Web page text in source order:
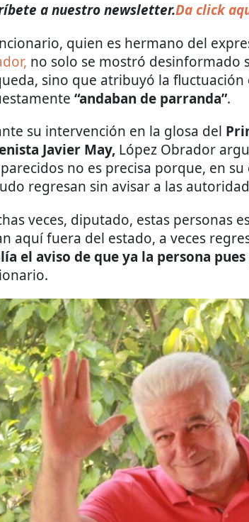
a nuestro newsletter.Da click
quien es hermano del
no solo se mostró desinformado
sino que atribuyó la fluctuación
“andaban de parranda”.
su intervención en la glosa del
Javier May, López Obrador
no es precisa porque, en
regresan sin avisar a las
veces, diputado, estas personas
aquí fuera del estado, a veces
el aviso de que ya la persona